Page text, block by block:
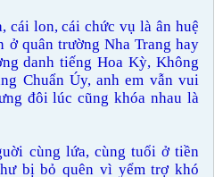
cái lon, cái chức vụ là ân huệ
ở quân trường Nha Trang hay
danh tiếng Hoa Kỳ, Không
Chuẩn Úy, anh em vẫn vui
đôi lúc cũng khóa nhau là
cùng lứa, cùng tuổi ở tiền
bị bỏ quên vì yểm trợ khó